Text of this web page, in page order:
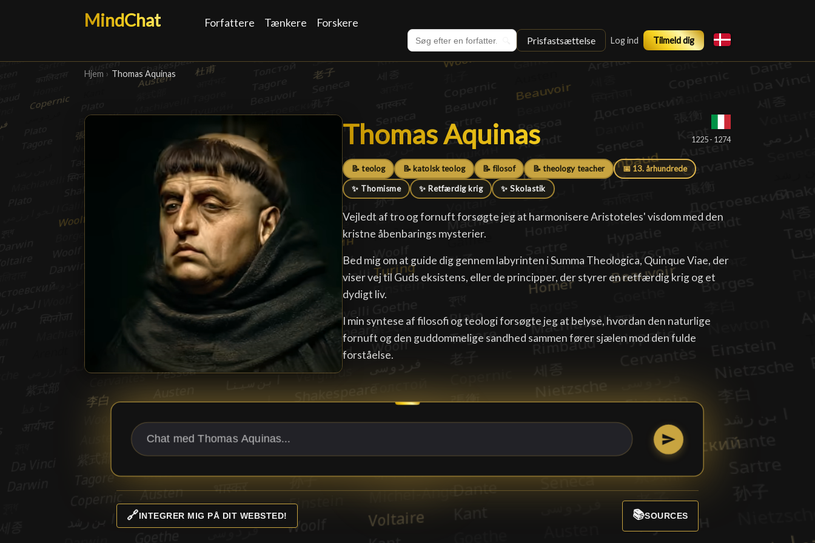
MindChat Forfattere Tænkere Forskere
Prisfastsættelse Log ind Tilmeld dig
Hjem › Thomas Aquinas
Thomas Aquinas
Thomas Aquinas 1225 - 1274
📝 teolog 📝 katolsk teolog 📝 filosof 📝 theology teacher 📅 13. århundrede
✨ Thomisme ✨ Retfærdig krig ✨ Skolastik
Vejledt af tro og fornuft forsøgte jeg at harmonisere Aristoteles' visdom med den
kristne åbenbarings mysterier.
Bed mig om at guide dig gennem labyrinten i Summa Theologica, Quinque Viae, der
viser vej til Guds eksistens, eller de principper, der styrer en retfærdig krig og et
dydigt liv.
I min syntese af filosofi og teologi forsøgte jeg at belyse, hvordan den naturlige
fornuft og den guddommelige sandhed sammen fører sjælen mod den fulde
forståelse.
🔗INTEGRER MIG PÅ DIT WEBSTED! 📚SOURCES